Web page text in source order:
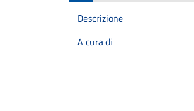
Descrizione
A cura di